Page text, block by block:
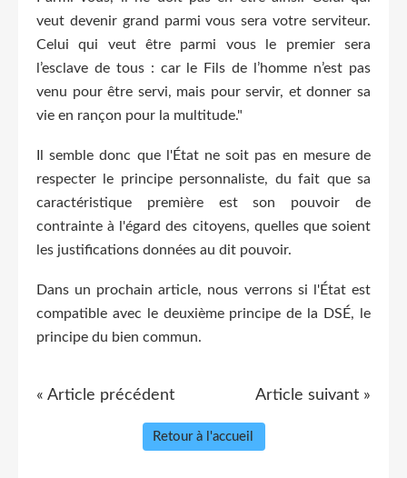
veut devenir grand parmi vous sera votre serviteur.
Celui qui veut être parmi vous le premier sera
l’esclave de tous : car le Fils de l’homme n’est pas
venu pour être servi, mais pour servir, et donner sa
vie en rançon pour la multitude."
Il semble donc que l'État ne soit pas en mesure de
respecter le principe personnaliste, du fait que sa
caractéristique première est son pouvoir de
contrainte à l'égard des citoyens, quelles que soient
les justifications données au dit pouvoir.
Dans un prochain article, nous verrons si l'État est
compatible avec le deuxième principe de la DSÉ, le
principe du bien commun.
« Article précédent Article suivant »
Retour à l'accueil